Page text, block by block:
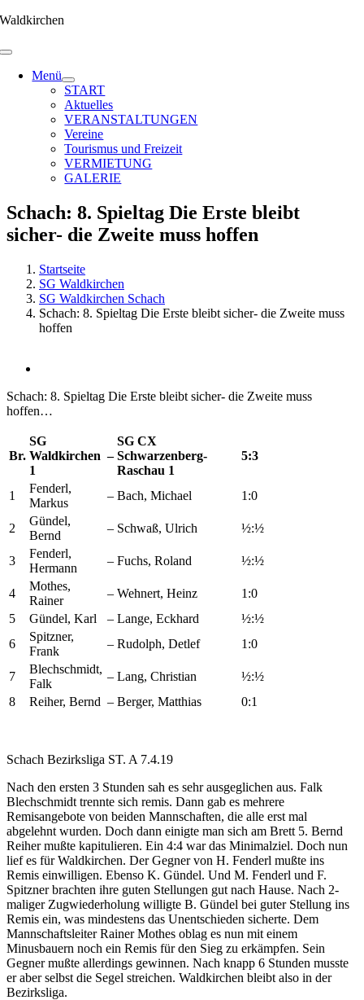
Zum
springen
Waldkirchen
Menü
START
Aktuelles
VERANSTALTUNGEN
Vereine
Tourismus und Freizeit
VERMIETUNG
GALERIE
Schach: 8. Spieltag Die Erste bleibt
sicher- die Zweite muss hoffen
Startseite
SG Waldkirchen
SG Waldkirchen Schach
Schach: 8. Spieltag Die Erste bleibt sicher- die Zweite muss
hoffen
Bild
Schach: 8. Spieltag Die Erste bleibt sicher- die Zweite muss
hoffen…
Br.
SG
Waldkirchen
1
–
SG CX
Schwarzenberg-
Raschau 1
5:3
1
Fenderl,
Markus
– Bach, Michael 1:0
2
Gündel,
Bernd
– Schwaß, Ulrich ½:½
3
Fenderl,
Hermann
– Fuchs, Roland ½:½
4
Mothes,
Rainer
– Wehnert, Heinz
1:0
5
Gündel, Karl – Lange, Eckhard
½:½
6
Spitzner,
Frank
– Rudolph, Detlef 1:0
7
Blechschmidt,
Falk
– Lang, Christian
½:½
8
Reiher, Bernd – Berger, Matthias 0:1
Schach Bezirksliga ST. A 7.4.19
Nach den ersten 3 Stunden sah es sehr ausgeglichen aus. Falk
Blechschmidt trennte sich remis. Dann gab es mehrere
Remisangebote von beiden Mannschaften, die alle erst mal
abgelehnt wurden. Doch dann einigte man sich am Brett 5. Bernd
Reiher mußte kapitulieren. Ein 4:4 war das Minimalziel. Doch nun
lief es für Waldkirchen. Der Gegner von H. Fenderl mußte ins
Remis einwilligen. Ebenso K. Gündel. Und M. Fenderl und F.
Spitzner brachten ihre guten Stellungen gut nach Hause. Nach 2-
maliger Zugwiederholung willigte B. Gündel bei guter Stellung ins
Remis ein, was mindestens das Unentschieden sicherte. Dem
Mannschaftsleiter Rainer Mothes oblag es nun mit einem
Minusbauern noch ein Remis für den Sieg zu erkämpfen. Sein
Gegner mußte allerdings gewinnen. Nach knapp 6 Stunden musste
er aber selbst die Segel streichen. Waldkirchen bleibt also in der
Bezirksliga.